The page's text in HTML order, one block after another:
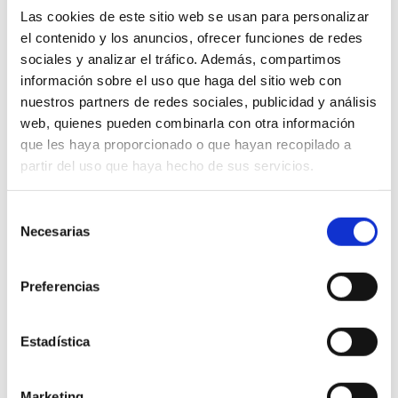
Las cookies de este sitio web se usan para personalizar
el contenido y los anuncios, ofrecer funciones de redes
sociales y analizar el tráfico. Además, compartimos
información sobre el uso que haga del sitio web con
nuestros partners de redes sociales, publicidad y análisis
web, quienes pueden combinarla con otra información
que les haya proporcionado o que hayan recopilado a
partir del uso que haya hecho de sus servicios.
Necesarias
Preferencias
Estadística
planificación incorrecta de la carga
Retrasos en el puerto
costes adicionales de manipulación
Denegación de carga
plomo.
Tabla Ejemplo de cálculo de
Tipo de vehículo Coche estándar
Anchura 1 8 metros
Volumen 12 15 cbm